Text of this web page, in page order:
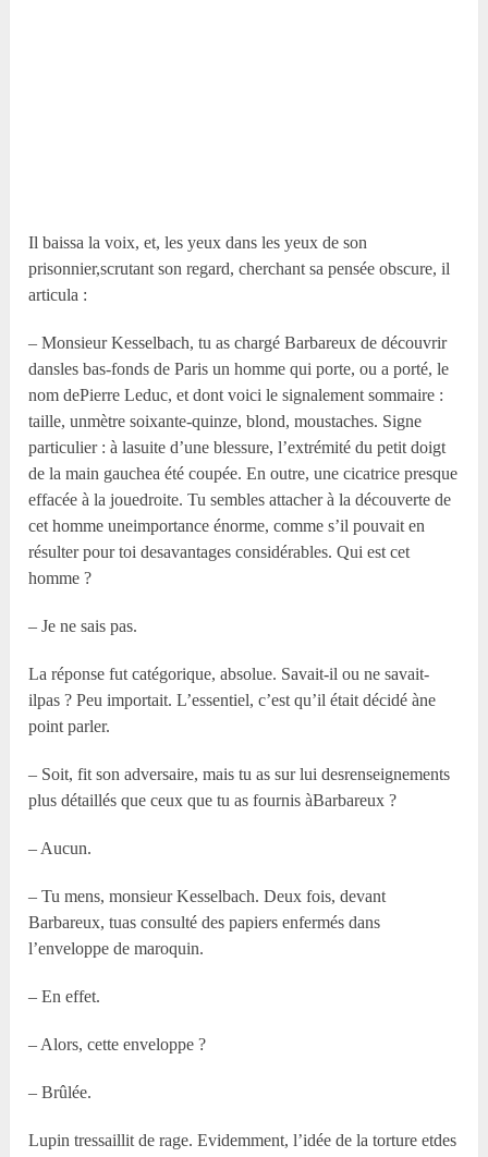
Il baissa la voix, et, les yeux dans les yeux de son
prisonnier,scrutant son regard, cherchant sa pensée obscure, il
articula :
– Monsieur Kesselbach, tu as chargé Barbareux de découvrir
dansles bas-fonds de Paris un homme qui porte, ou a porté, le
nom dePierre Leduc, et dont voici le signalement sommaire :
taille, unmètre soixante-quinze, blond, moustaches. Signe
particulier : à lasuite d’une blessure, l’extrémité du petit doigt
de la main gauchea été coupée. En outre, une cicatrice presque
effacée à la jouedroite. Tu sembles attacher à la découverte de
cet homme uneimportance énorme, comme s’il pouvait en
résulter pour toi desavantages considérables. Qui est cet
homme ?
– Je ne sais pas.
La réponse fut catégorique, absolue. Savait-il ou ne savait-
ilpas ? Peu importait. L’essentiel, c’est qu’il était décidé àne
point parler.
– Soit, fit son adversaire, mais tu as sur lui desrenseignements
plus détaillés que ceux que tu as fournis àBarbareux ?
– Aucun.
– Tu mens, monsieur Kesselbach. Deux fois, devant
Barbareux, tuas consulté des papiers enfermés dans
l’enveloppe de maroquin.
– En effet.
– Alors, cette enveloppe ?
– Brûlée.
Lupin tressaillit de rage. Evidemment, l’idée de la torture etdes